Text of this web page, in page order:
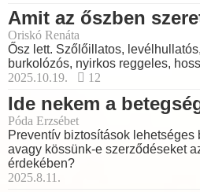
Amit az őszben
Oriskó Renáta
Ősz lett. Szőlőillatos,
burkolózós, nyirkos reggeles,
2025.10.19.
12
Ide nekem a
Póda Erzsébet
Preventív biztosítások lehetséges
avagy kössünk-e szerződéseket
érdekében?
2025.8.11.